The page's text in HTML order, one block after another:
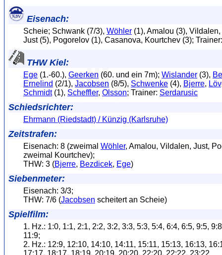
Eisenach:
Scheie; Schwank (7/3), Wöhler (1), Amalou (3),
Just (5), Pogorelov (1), Casanova, Kourtchev (3);
THW Kiel:
Ege (1.-60.), Geerken (60. und ein 7m); Wislander (3),
Ernelind (2/1), Jacobsen (8/5), Schwenke (4), Bjerre,
Schmidt(1), Scheffler, Olsson; Trainer: Serdarusic
Schiedsrichter:
Ehrmann (Riedstadt) / Künzig (Karlsruhe)
Zeitstrafen:
Eisenach: 8 (zweimal Wöhler, Amalou, Vildalen, Just,
zweimal Kourtchev);
THW: 3 (Bjerre, Bezdicek, Ege)
Siebenmeter:
Eisenach: 3/3;
THW: 7/6 (Jacobsen scheitert an Scheie)
Spielfilm:
1. Hz.: 1:0, 1:1, 2:1, 2:2, 3:2, 3:3, 5:3, 5:4, 6:4, 6:5, 9:5,
11:9;
2. Hz.: 12:9, 12:10, 14:10, 14:11, 15:11, 15:13, 16:13,